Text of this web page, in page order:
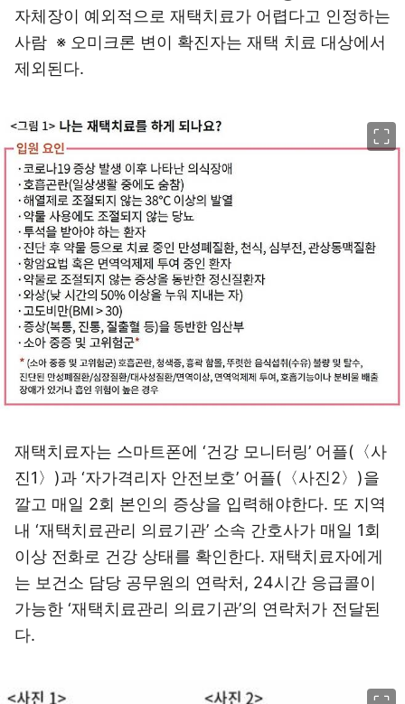
자체장이 예외적으로 재택치료가 어렵다고 인정하는
사람 ※ 오미크론 변이 확진자는 재택 치료 대상에서
제외된다.
재택치료자는 스마트폰에 ‘건강 모니터링’ 어플(〈사
진1〉)과 ‘자가격리자 안전보호’ 어플(〈사진2〉)을
깔고 매일 2회 본인의 증상을 입력해야한다. 또 지역
내 ‘재택치료관리 의료기관’ 소속 간호사가 매일 1회
이상 전화로 건강 상태를 확인한다. 재택치료자에게
는 보건소 담당 공무원의 연락처, 24시간 응급콜이
가능한 ‘재택치료관리 의료기관’의 연락처가 전달된
다.